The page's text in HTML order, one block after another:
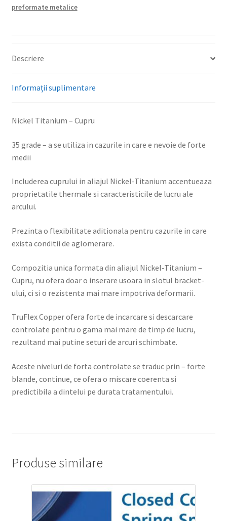
Full
preformate metalice
Descriere
Informații suplimentare
Nickel Titanium – Cupru
35 grade – a se utiliza in cazurile in care e nevoie de forte
medii
Includerea cuprului in aliajul Nickel-Titanium accentueaza
proprietatile thermale si caracteristicile de lucru ale
arcului.
Prezinta o flexibilitate aditionala pentru cazurile in care
exista conditii de aglomerare.
Compozitia unica formata din aliajul Nickel-Titanium –
Cupru, nu ofera doar o inserare usoara in slotul bracket-
ului, ci si o rezistenta mai mare impotriva deformarii.
TruFlex Copper ofera forte de incarcare si descarcare
controlate pentru o gama mai mare de timp de lucru,
rezultand mai putine seturi de arcuri schimbate.
Aceste niveluri de forta controlate se traduc prin – forte
blande, continue, ce ofera o miscare coerenta si
predictibila a dintelui pe durata tratamentului.
Produse similare